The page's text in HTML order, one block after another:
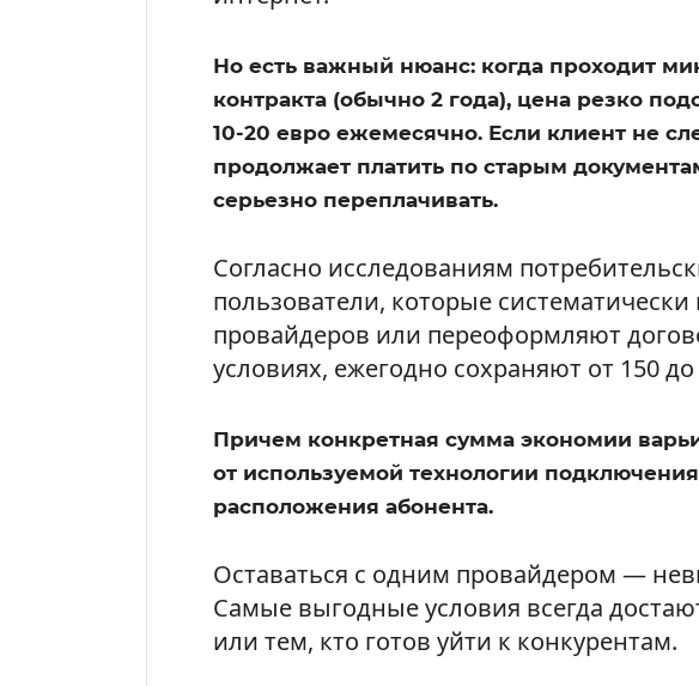
Но есть важный нюанс: когда проходит
контракта (обычно 2 года), цена резко
10-20 евро ежемесячно. Если клиент не
продолжает платить по старым
серьезно переплачивать.
Согласно исследованиям
пользователи, которые
провайдеров или переоформляют
условиях, ежегодно сохраняют от 150 до
Причем конкретная сумма экономии
от используемой технологии
расположения абонента.
Оставаться с одним провайдером —
Самые выгодные условия всегда
или тем, кто готов уйти к конкурентам.